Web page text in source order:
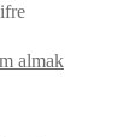
almak